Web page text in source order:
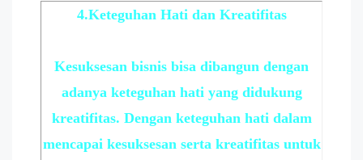
4.Keteguhan Hati dan Kreatifitas
Kesuksesan bisnis bisa dibangun dengan
adanya keteguhan hati yang didukung
kreatifitas. Dengan keteguhan hati dalam
mencapai kesuksesan serta kreatifitas untuk